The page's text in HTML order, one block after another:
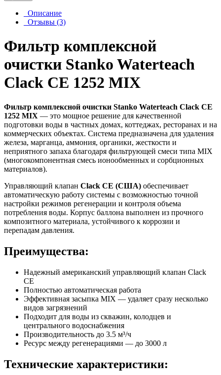
Описание
Отзывы (3)
Фильтр комплексной
очистки Stanko Waterteach
Clack CE 1252 MIX
Фильтр комплексной очистки Stanko Waterteach Clack CE
1252 MIX — это мощное решение для качественной
подготовки воды в частных домах, коттеджах, ресторанах и на
коммерческих объектах. Система предназначена для удаления
железа, марганца, аммония, органики, жесткости и
неприятного запаха благодаря фильтрующей смеси типа MIX
(многокомпонентная смесь ионообменных и сорбционных
материалов).
Управляющий клапан Clack CE (США) обеспечивает
автоматическую работу системы с возможностью точной
настройки режимов регенерации и контроля объема
потребления воды. Корпус баллона выполнен из прочного
композитного материала, устойчивого к коррозии и
перепадам давления.
Преимущества:
Надежный американский управляющий клапан Clack
CE
Полностью автоматическая работа
Эффективная засыпка MIX — удаляет сразу несколько
видов загрязнений
Подходит для воды из скважин, колодцев и
центрального водоснабжения
Производительность до 3.5 м³/ч
Ресурс между регенерациями — до 3000 л
Технические характеристики: